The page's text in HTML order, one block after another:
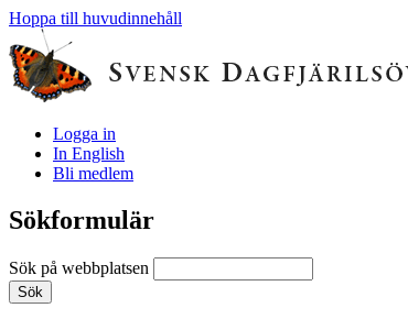
Hoppa till huvudinnehåll
Logga in
In English
Bli medlem
Sökformulär
Sök på webbplatsen